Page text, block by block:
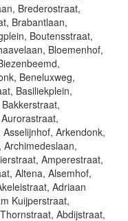
Brederostraat,
Brabantlaan,
Boutensstraat,
Bloemenhof,
Beneluxweg,
Basiliekplein,
Arkendonk,
Amperestraat,
Altena, Alsemhof,
Adriaan
Kuijperstraat,
Abdijstraat,